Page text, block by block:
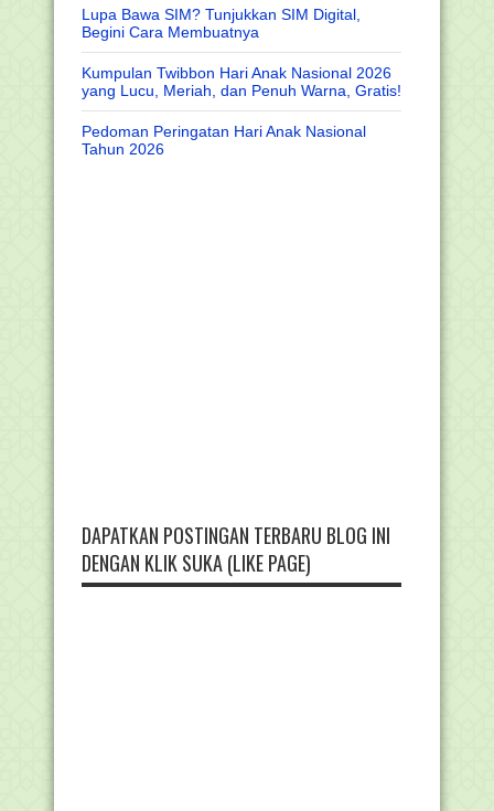
Lupa Bawa SIM? Tunjukkan SIM Digital,
Begini Cara Membuatnya
Kumpulan Twibbon Hari Anak Nasional 2026
yang Lucu, Meriah, dan Penuh Warna, Gratis!
Pedoman Peringatan Hari Anak Nasional
Tahun 2026
DAPATKAN POSTINGAN TERBARU BLOG INI
DENGAN KLIK SUKA (LIKE PAGE)